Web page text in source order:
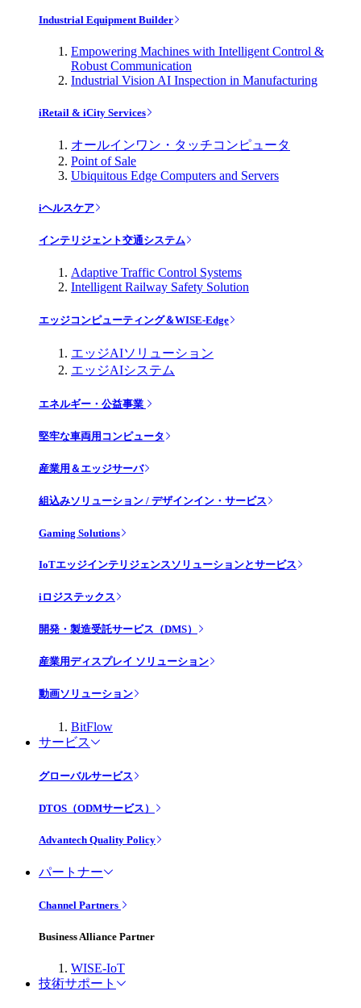
Industrial Equipment Builder
Empowering Machines with Intelligent Control &
Robust Communication
Industrial Vision AI Inspection in Manufacturing
iRetail & iCity Services
オールインワン・タッチコンピュータ
Point of Sale
Ubiquitous Edge Computers and Servers
iヘルスケア
インテリジェント交通システム
Adaptive Traffic Control Systems
Intelligent Railway Safety Solution
エッジコンピューティング＆WISE-Edge
エッジAIソリューション
エッジAIシステム
エネルギー・公益事業
堅牢な車両用コンピュータ
産業用＆エッジサーバ
組込みソリューション / デザインイン・サービス
Gaming Solutions
IoTエッジインテリジェンスソリューションとサービス
iロジステックス
開発・製造受託サービス（DMS）
産業用ディスプレイ ソリューション
動画ソリューション
BitFlow
サービス
グローバルサービス
DTOS（ODMサービス）
Advantech Quality Policy
パートナー
Channel Partners
Business Alliance Partner
WISE-IoT
技術サポート